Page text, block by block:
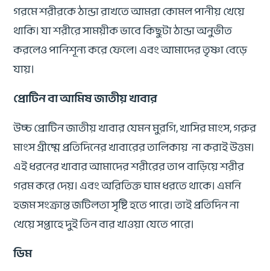
গরমে শরীরকে ঠান্ডা রাখতে আমরা কোমল পানীয় খেয়ে
থাকি। যা শরীরে সাময়ীক ভাবে কিছুটা ঠান্ডা অনুভীত
করলেও পানিশূন্য করে ফেলে। এবং আমাদের তৃষ্ণা বেড়ে
যায়।
প্রোটিন বা আমিষ জাতীয় খাবার
উচ্চ প্রোটিন জাতীয় খাবার যেমন মুরগি, খাসির মাংস, গরুর
মাংস গ্রীষ্মে প্রতিদিনের খাবারের তালিকায় না করাই উত্তম।
এই ধরনের খাবার আমাদের শরীরের তাপ বাড়িয়ে শরীর
গরম করে দেয়। এবং অরিতিক্ত ঘাম ধরতে থাকে। এমনি
হজম সংক্রান্ত জটিলতা সৃষ্টি হতে পারে। তাই প্রতিদিন না
খেয়ে সপ্তাহে দুই তিন বার খাওয়া যেতে পারে।
ডিম